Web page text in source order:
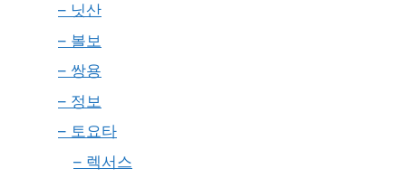
– 닛산
– 볼보
– 쌍용
– 정보
– 토요타
– 렉서스